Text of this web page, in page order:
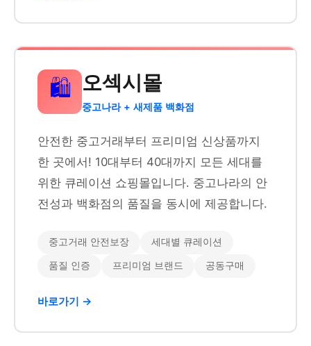
🛍️ 오섹시몰
중고나라 + 새제품 백화점
안전한 중고거래부터 프리미엄 신상품까지
한 곳에서! 10대부터 40대까지 모든 세대를
위한 큐레이션 쇼핑몰입니다. 중고나라의 안
전성과 백화점의 품질을 동시에 제공합니다.
중고거래 안전보장 세대별 큐레이션
품질 인증 프리미엄 브랜드 공동구매
바로가기 →